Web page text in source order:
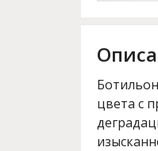
цвета с